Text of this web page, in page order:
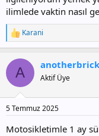
ilimlede vaktin nasıl
T
e
k
l
Karani
A anotherbrick
Aktif Üye
5 Temmuz 2025
Motosikletimle 1 ay